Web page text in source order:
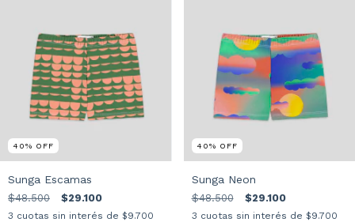
40% OFF
Sunga Escamas
$48.500 $29.100
3 cuotas sin interés de $9.700
40% OFF
Sunga Neon
$48.500 $29.100
3 cuotas sin interés de $9.700